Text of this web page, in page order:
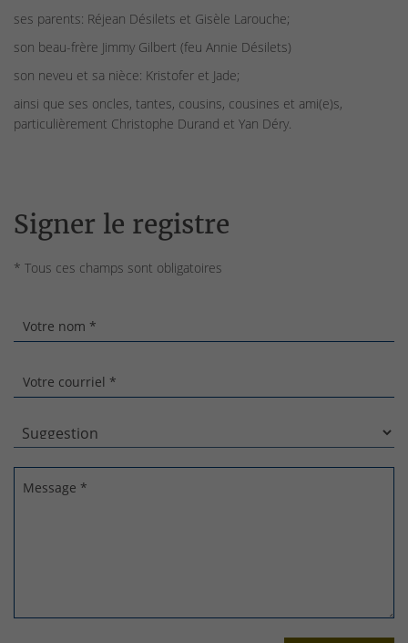
ses parents: Réjean Désilets et Gisèle Larouche;
son beau-frère Jimmy Gilbert (feu Annie Désilets)
son neveu et sa nièce: Kristofer et Jade;
ainsi que ses oncles, tantes, cousins, cousines et ami(e)s,
particulièrement Christophe Durand et Yan Déry.
Signer le registre
* Tous ces champs sont obligatoires
Votre nom *
Votre courriel *
Message *